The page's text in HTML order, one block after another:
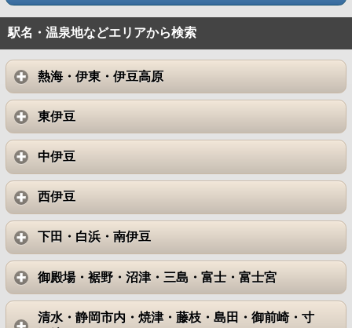
駅名・温泉地などエリアから検索
熱海・伊東・伊豆高原
東伊豆
中伊豆
西伊豆
下田・白浜・南伊豆
御殿場・裾野・沼津・三島・富士・富士宮
清水・静岡市内・焼津・藤枝・島田・御前崎・寸